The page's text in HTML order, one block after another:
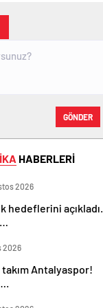
GÖNDER
HABERLERİ
2026
hedeflerini açıkladı.
2026
takım Antalyaspor!